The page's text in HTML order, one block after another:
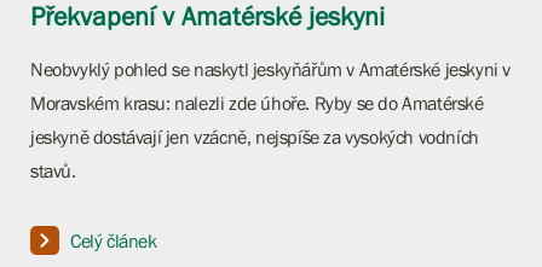
Překvapení v Amatérské jeskyni
Neobvyklý pohled se naskytl jeskyňářům v Amatérské jeskyni v
Moravském krasu: nalezli zde úhoře. Ryby se do Amatérské
jeskyně dostávají jen vzácně, nejspíše za vysokých vodních
stavů.
Celý článek